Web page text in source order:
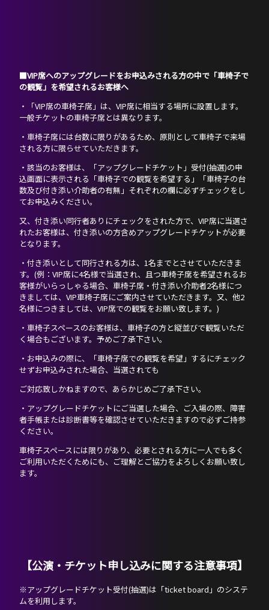
■VIP席へのアップグレードをお申込みされる方の中で「車椅子で
の観覧」を希望されるお客様へ
・「VIP席の車椅子席」は、VIP席に相当する場所に設置します。
一般チケットの車椅子席とは異なります。
・車椅子席には台数に限りがあるため、原則として車椅子で来場
される方に限らせていただきます。
・該当のお客様は、「アップグレードチケット」受付(抽選)の申
込画面に表示される「車椅子での観覧を希望する」「車椅子の台
数及び付き添い介助者の有無」それぞれの欄に必ずチェックをし
てお申込みください。
又、付き添い同行者ありにチェックをされた方で、VIP席に当選さ
れたお客様は、付き添いの方含めアップグレードチケットが必要
となります。
・付き添いとして同行される方は、1名までとさせていただきま
す。(例：VIP席に4名様で当選され、且つ車椅子席を希望されるお
客様がいらっしゃる場合、車椅子席・付き添い介助者2名様につ
きましては、VIP車椅子席にご案内させていただきます。又、他2
名様につきましては、VIP席での観覧をお願い致します。)
・車椅子スペースのお客様は、車椅子の方と縦並びで観覧いただ
く場合もございます。予めご了承下さい。
・お申込みの際に、「車椅子席での観覧を希望」するにチェック
せずお申込みされた場合、当選されても
ご対応致しかねますので、あらかじめご了承下さい。
・アップグレードチケットにご当選した場合、ご入場の際、障害
者手帳または診断書等を確認させていただきますので必ずご持参
ください。
車椅子スペースには限りがあり、必要とされる方に一人でも多く
ご利用いただくためにも、ご理解とご協力をよろしくお願い致し
ます。
【公演・チケット申し込みに関する注意事項】
※アップグレードチケット受付(抽選)は「ticket board」のシステ
ムを利用します。